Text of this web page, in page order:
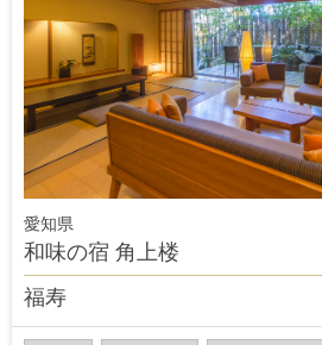
愛知県
和味の宿 角上楼
福寿